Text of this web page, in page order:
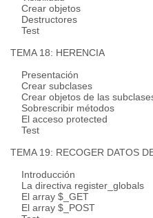
Crear objetos
Destructores
Test
TEMA 18: HERENCIA
Presentación
Crear subclases
Crear objetos de las
Sobrescribir métodos
El acceso protected
Test
TEMA 19: RECOGER DATOS
Introducción
La directiva register_globals
El array $_GET
El array $_POST